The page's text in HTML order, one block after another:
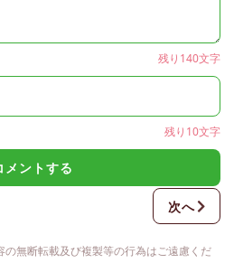
残り140文字
残り10文字
メントする
次へ
無断転載及び複製等の行為はご遠慮くだ